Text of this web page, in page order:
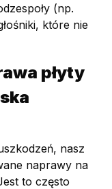
(np.
które nie
płyty
nasz
naprawy na
to często